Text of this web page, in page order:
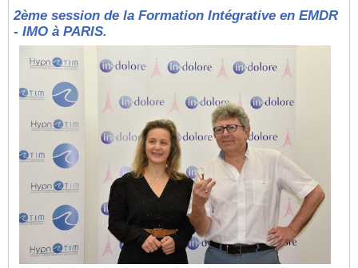
2ème session de la Formation Intégrative en EMDR
- IMO à PARIS.